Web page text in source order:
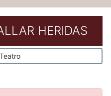
HERIDAS